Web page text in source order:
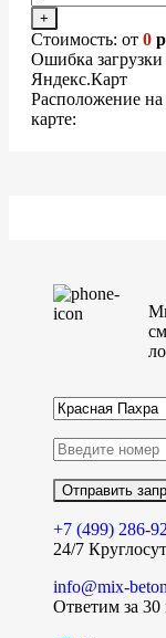
+
Стоимость: от 0
Ошибка загрузки
Яндекс.Карт
Расположение на
карте:
+7 (499) 286-
24/7
info@mix-
Ответим за